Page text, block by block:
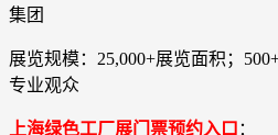
集团
展览规模：25,000+展览面积；
专业观众
上海绿色工厂展门票预约入口 ：